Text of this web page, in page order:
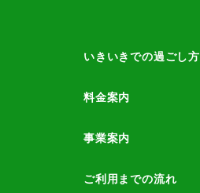
いきいきでの過ごし方
料金案内
事業案内
ご利用までの流れ